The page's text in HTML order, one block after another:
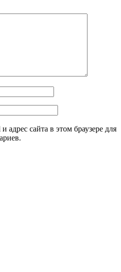
адрес сайта в этом браузере для